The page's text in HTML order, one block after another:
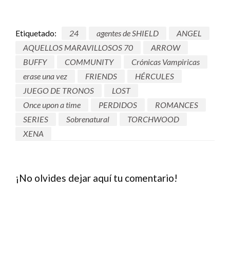
Etiquetado: 24 agentes de SHIELD
ANGEL
AQUELLOS MARAVILLOSOS 70
ARROW
BUFFY
COMMUNITY
Crónicas Vampiricas
erase una vez
FRIENDS
HÉRCULES
JUEGO DE TRONOS
LOST
Once upon a time
PERDIDOS
ROMANCES
SERIES
Sobrenatural
TORCHWOOD
XENA
¡No olvides dejar aquí tu comentario!